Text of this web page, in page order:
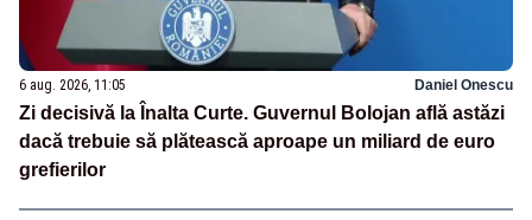
6 aug. 2026, 11:05 Daniel Onescu
Zi decisivă la Înalta Curte. Guvernul Bolojan află astăzi
dacă trebuie să plătească aproape un miliard de euro
grefierilor